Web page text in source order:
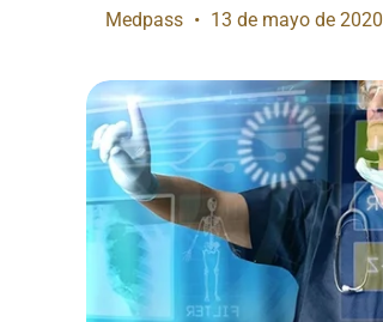
Medpass 13 de mayo de 2020